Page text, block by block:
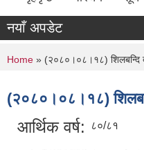
नयाँ अपडेट
You are here
Home » (२०८०।०८।१८) शिलबन्दि
(२०८०।०८।१८)
आर्थिक वर्ष: ८०/८१